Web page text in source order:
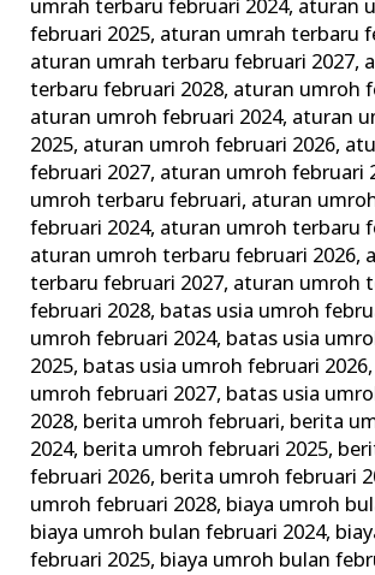
umrah terbaru februari 2024, aturan
februari 2025, aturan umrah terbaru
aturan umrah terbaru februari 2027,
terbaru februari 2028, aturan umroh
aturan umroh februari 2024, aturan
2025, aturan umroh februari 2026,
februari 2027, aturan umroh februari
umroh terbaru februari, aturan
februari 2024, aturan umroh terbaru
aturan umroh terbaru februari 2026,
terbaru februari 2027, aturan umroh
februari 2028, batas usia umroh
umroh februari 2024, batas usia
2025, batas usia umroh februari 2026,
umroh februari 2027, batas usia
2028, berita umroh februari, berita
2024, berita umroh februari 2025,
februari 2026, berita umroh februari
umroh februari 2028, biaya umroh
biaya umroh bulan februari 2024,
februari 2025, biaya umroh bulan
Perlengkapannya